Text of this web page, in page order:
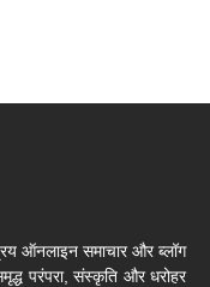
ऑनलाइन समाचार और ब्लॉग
परंपरा, संस्कृति और धरोहर